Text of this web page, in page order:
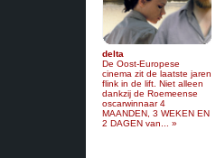
delta
De Oost-Europese
cinema zit de laatste jaren
flink in de lift. Niet alleen
dankzij de Roemeense
oscarwinnaar 4
MAANDEN, 3 WEKEN EN
2 DAGEN van... »